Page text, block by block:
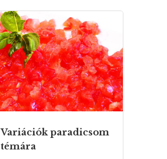
Variációk paradicsom
témára